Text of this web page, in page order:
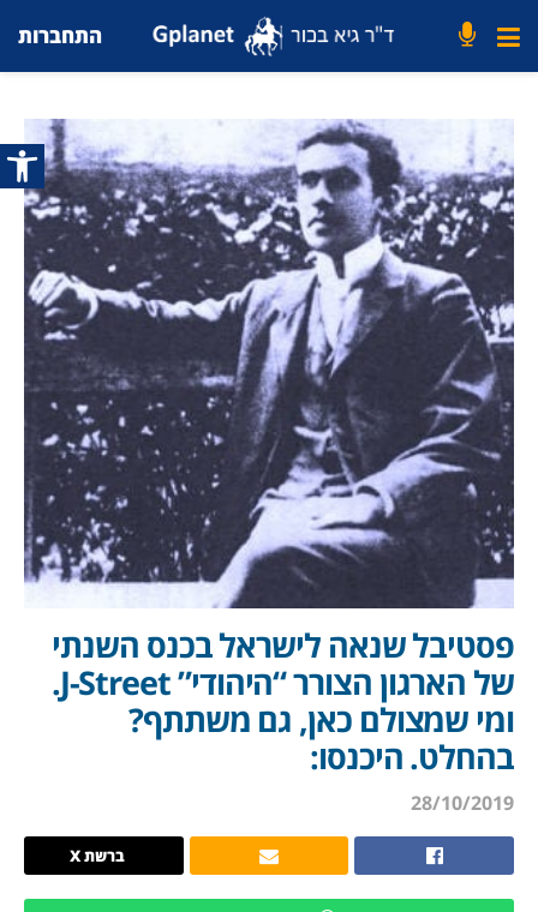
פתח
התחברות
פסטיבל שנאה לישראל בכנס השנתי
של הארגון הצורר “היהודי” J-Street.
ומי שמצולם כאן, גם משתתף?
בהחלט. היכנסו:
28/10/2019
ברשת X